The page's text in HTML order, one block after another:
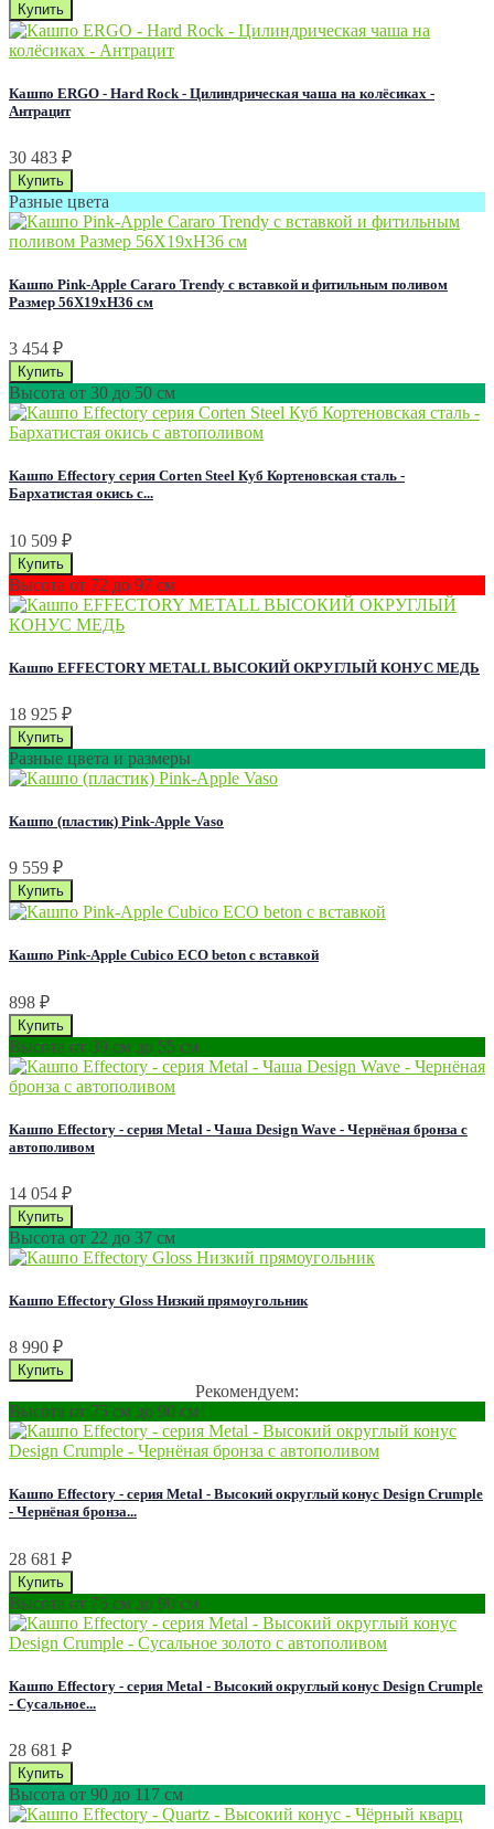
Кашпо ERGO - Hard Rock - Цилиндрическая чаша на колёсиках -
Антрацит
30 483 ₽
Разные цвета
Кашпо Pink-Apple Cararo Trendy с вставкой и фитильным поливом
Размер 56Х19хН36 см
3 454 ₽
Высота от 30 до 50 см
Кашпо Effectory серия Corten Steel Куб Кортеновская сталь -
Бархатистая окись с...
10 509 ₽
Высота от 72 до 97 см
Кашпо EFFECTORY METALL ВЫСОКИЙ ОКРУГЛЫЙ КОНУС МЕДЬ
18 925 ₽
Разные цвета и размеры
Кашпо (пластик) Pink-Apple Vaso
9 559 ₽
Кашпо Pink-Apple Cubico ECO beton с вставкой
898 ₽
Высота от 39 см до 55 см
Кашпо Effectory - серия Metal - Чаша Design Wave - Чернёная бронза с
автополивом
14 054 ₽
Высота от 22 до 37 см
Кашпо Effectory Gloss Низкий прямоугольник
8 990 ₽
Рекомендуем:
Высота от 75 см до 90 см
Кашпо Effectory - серия Metal - Высокий округлый конус Design Сrumple
- Чернёная бронза...
28 681 ₽
Высота от 75 см до 90 см
Кашпо Effectory - серия Metal - Высокий округлый конус Design Сrumple
- Сусальное...
28 681 ₽
Высота от 90 до 117 см